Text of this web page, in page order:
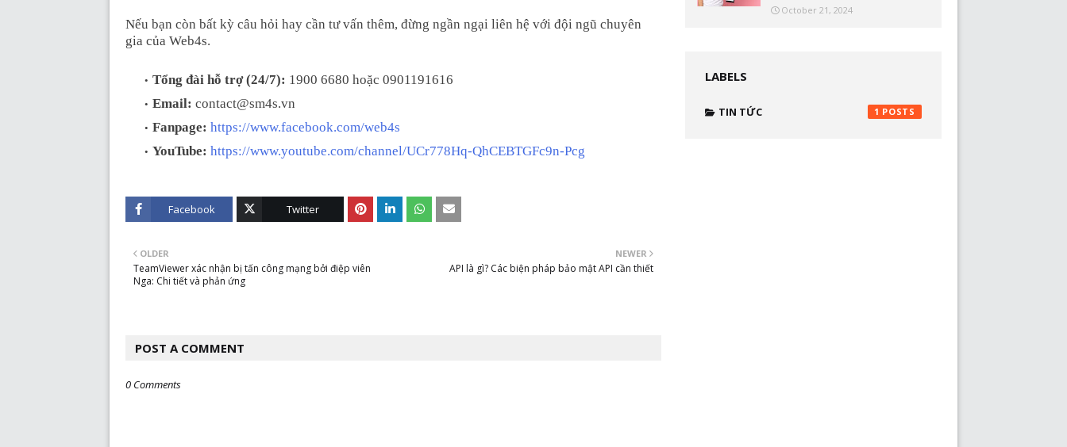
Nếu bạn còn bất kỳ câu hỏi hay cần tư vấn thêm, đừng ngần ngại liên hệ với đội ngũ chuyên
gia của Web4s.
Tổng đài hỗ trợ (24/7): 1900 6680 hoặc 0901191616
Email: contact@sm4s.vn
Fanpage: https://www.facebook.com/web4s
YouTube: https://www.youtube.com/channel/UCr778Hq-QhCEBTGFc9n-Pcg
Facebook Twitter
NEWER
API là gì? Các biện pháp bảo mật API cần thiết
OLDER
TeamViewer xác nhận bị tấn công mạng bởi điệp viên
Nga: Chi tiết và phản ứng
POST A COMMENT
0 Comments
October 21, 2024
LABELS
TIN TỨC 1